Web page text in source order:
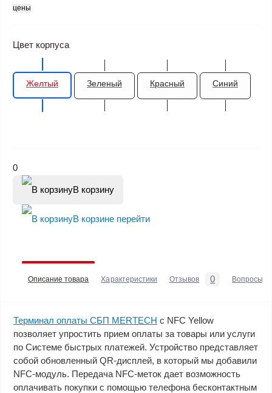
цены
Цвет корпуса
Желтый Зеленый Красный Синий
0
В корзину
В корзине перейти
Описание товара Характеристики Отзывов 0 Вопросы
Терминал оплаты СБП MERTECH с NFC Yellow
позволяет упростить прием оплаты за товары или услуги
по Системе быстрых платежей. Устройство представляет
собой обновленный QR-дисплей, в который мы добавили
NFC-модуль. Передача NFC-меток дает возможность
оплачивать покупки с помощью телефона бесконтактным